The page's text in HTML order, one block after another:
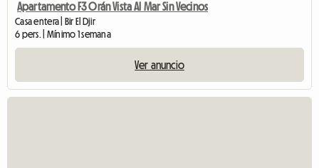
Apartamento F3 Orán Vista Al Mar Sin Vecinos
Casa entera | Bir El Djir
6 pers. | Mínimo 1 semana
Ver anuncio